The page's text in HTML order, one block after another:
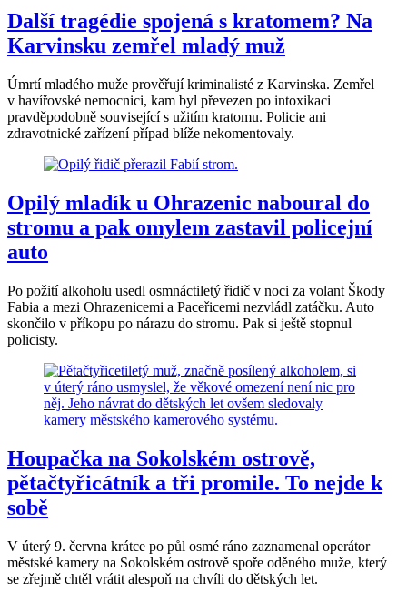
Další tragédie spojená s kratomem? Na
Karvinsku zemřel mladý muž
Úmrtí mladého muže prověřují kriminalisté z Karvinska. Zemřel
v havířovské nemocnici, kam byl převezen po intoxikaci
pravděpodobně související s užitím kratomu. Policie ani
zdravotnické zařízení případ blíže nekomentovaly.
Opilý mladík u Ohrazenic naboural do
stromu a pak omylem zastavil policejní
auto
Po požití alkoholu usedl osmnáctiletý řidič v noci za volant Škody
Fabia a mezi Ohrazenicemi a Paceřicemi nezvládl zatáčku. Auto
skončilo v příkopu po nárazu do stromu. Pak si ještě stopnul
policisty.
Houpačka na Sokolském ostrově,
pětačtyřicátník a tři promile. To nejde k
sobě
V úterý 9. června krátce po půl osmé ráno zaznamenal operátor
městské kamery na Sokolském ostrově spoře oděného muže, který
se zřejmě chtěl vrátit alespoň na chvíli do dětských let.